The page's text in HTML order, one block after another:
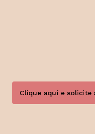
Clique aqui e solicite